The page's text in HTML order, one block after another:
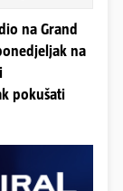
na Grand
na
pokušati